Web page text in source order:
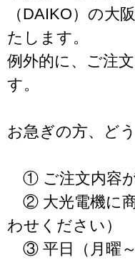
（DAIKO）の大
たします。
例外的に、ご注
す。
お急ぎの方、ど
① ご注文内容が
② 大光電機に商
わせください）
③ 平日（月曜～